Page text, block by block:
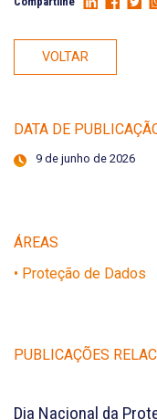
VOLTAR
DATA DE
9 de junho de 2026
ÁREAS
• Proteção de Dados
PUBLICAÇÕES
Dia Nacional da